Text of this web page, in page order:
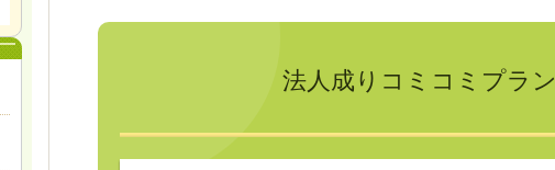
法人成りコミコミプラン